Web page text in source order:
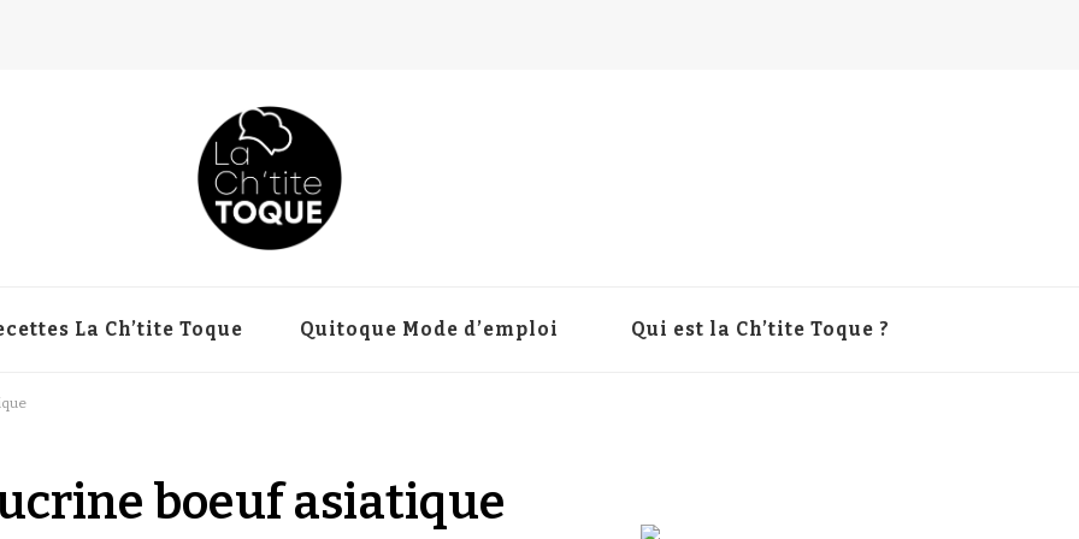
La Ch’tite Toque Quitoque Mode d’emploi Qui est la Ch’tite Toque ?
boeuf asiatique